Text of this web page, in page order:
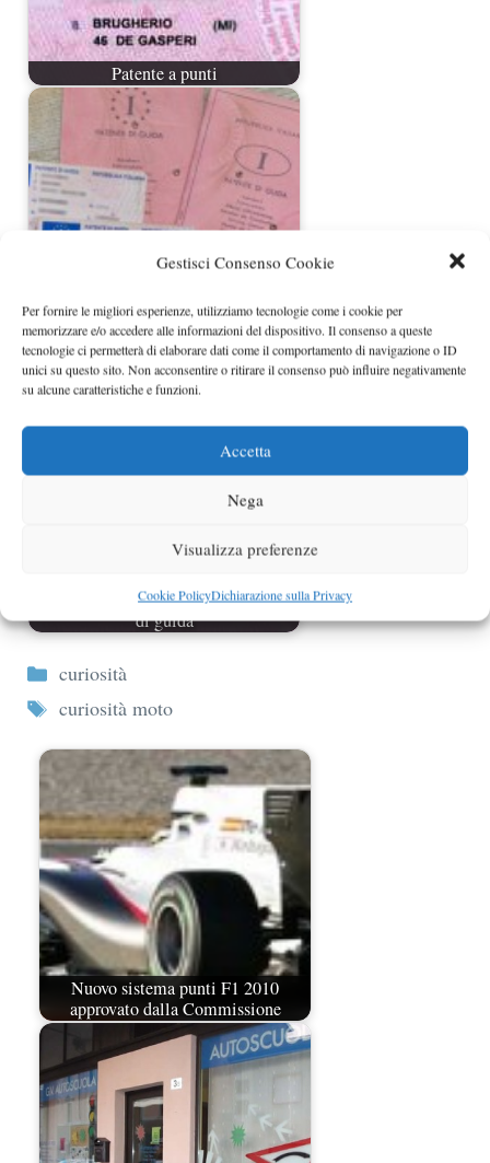
Gestisci Consenso Cookie
Per fornire le migliori esperienze, utilizziamo tecnologie come i cookie per
memorizzare e/o accedere alle informazioni del dispositivo. Il consenso a queste
tecnologie ci permetterà di elaborare dati come il comportamento di navigazione o ID
unici su questo sito. Non acconsentire o ritirare il consenso può influire negativamente
su alcune caratteristiche e funzioni.
Accetta
Nega
Visualizza preferenze
Cookie PolicyDichiarazione sulla Privacy
Patente a punti
Recupero punti patente con esame
teorico
Come verificare i punti della patente
di guida
Categorie
curiosità
Tag
curiosità moto
Nuovo sistema punti F1 2010
approvato dalla Commissione